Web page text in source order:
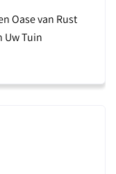
Oase van Rust
Uw Tuin